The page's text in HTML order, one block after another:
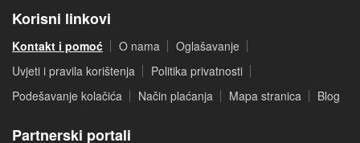
Korisni linkovi
Kontakt i pomoć O nama
Oglašavanje
Uvjeti i pravila korištenja
Politika privatnosti
Podešavanje kolačića
Način plaćanja Mapa stranica Blog
Partnerski portali